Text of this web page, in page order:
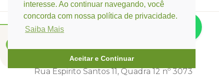
interesse. Ao continuar navegando, você
concorda com nossa política de privacidade.
Saiba Mais
Aceitar e Continuar
Campo Verde - MT
Rondonópolis - MT
Rua Espirito Santos 11, Quadra 12 nº 3073